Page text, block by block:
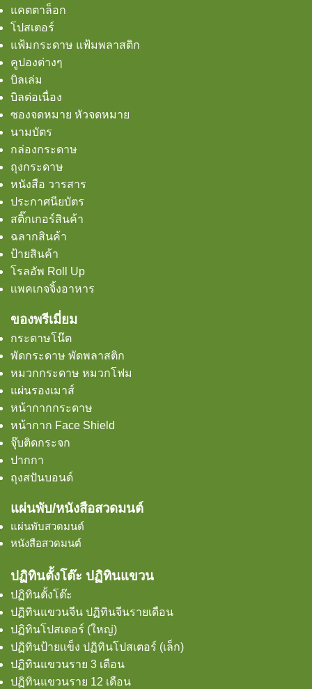
แคตตาล็อก
โปสเตอร์
แฟ้มกระดาษ แฟ้มพลาสติก
คูปองต่างๆ
บิลเล่ม
บิลต่อเนื่อง
ซองจดหมาย หัวจดหมาย
นามบัตร
กล่องกระดาษ
ถุงกระดาษ
หนังสือ วารสาร
ประกาศนียบัตร
สติ๊กเกอร์สินค้า
ฉลากสินค้า
ป้ายสินค้า
โรลอัพ Roll Up
เเพคเกจจิ้งอาหาร
ของพรีเมี่ยม
กระดาษโน๊ต
พัดกระดาษ พัดพลาสติก
หมวกกระดาษ หมวกโฟม
แผ่นรองเมาส์
หน้ากากกระดาษ
หน้ากาก Face Shield
จุ๊บติดกระจก
ปากกา
ถุงสปันบอนด์
แผ่นพับ/หนังสือสวดมนต์
แผ่นพับสวดมนต์
หนังสือสวดมนต์
ปฏิทินตั้งโต๊ะ ปฏิทินแขวน
ปฏิทินตั้งโต๊ะ
ปฏิทินแขวนจีน ปฏิทินจีนรายเดือน
ปฏิทินโปสเตอร์ (ใหญ่)
ปฏิทินป้ายเเข็ง ปฏิทินโปสเตอร์ (เล็ก)
ปฏิทินแขวนราย 3 เดือน
ปฏิทินแขวนราย 12 เดือน